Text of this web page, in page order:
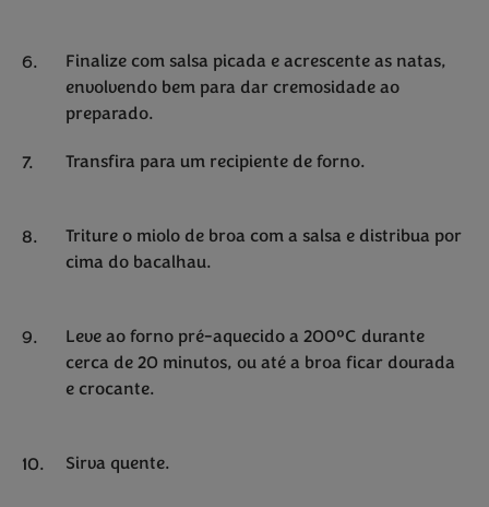
Finalize com salsa picada e acrescente as natas,
envolvendo bem para dar cremosidade ao
preparado.
Transfira para um recipiente de forno.
Triture o miolo de broa com a salsa e distribua por
cima do bacalhau.
Leve ao forno pré-aquecido a 200ºC durante
cerca de 20 minutos, ou até a broa ficar dourada
e crocante.
Sirva quente.